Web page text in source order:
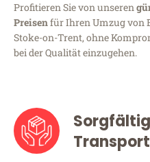
Profitieren Sie von unseren
Preisenfür Ihren Umzug von
Stoke-on-Trent, ohne
bei der Qualität einzugehen.
Transport